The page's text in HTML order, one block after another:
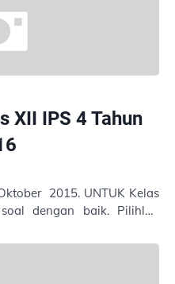
XII IPS 4 Tahun
UNTUK Kelas